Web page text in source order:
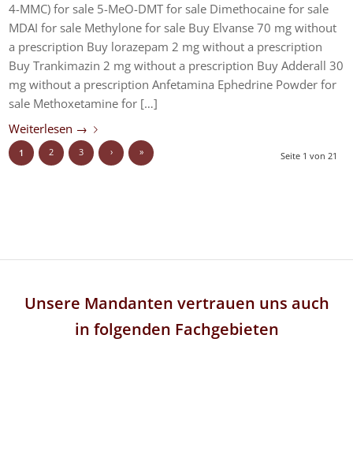
4-MMC) for sale 5-MeO-DMT for sale Dimethocaine for sale
MDAI for sale Methylone for sale Buy Elvanse 70 mg without
a prescription Buy lorazepam 2 mg without a prescription
Buy Trankimazin 2 mg without a prescription Buy Adderall 30
mg without a prescription Anfetamina Ephedrine Powder for
sale Methoxetamine for […]
Weiterlesen →
Seite 1 von 21
1 2 3 › »
Unsere Mandanten vertrauen uns auch
in folgenden Fachgebieten